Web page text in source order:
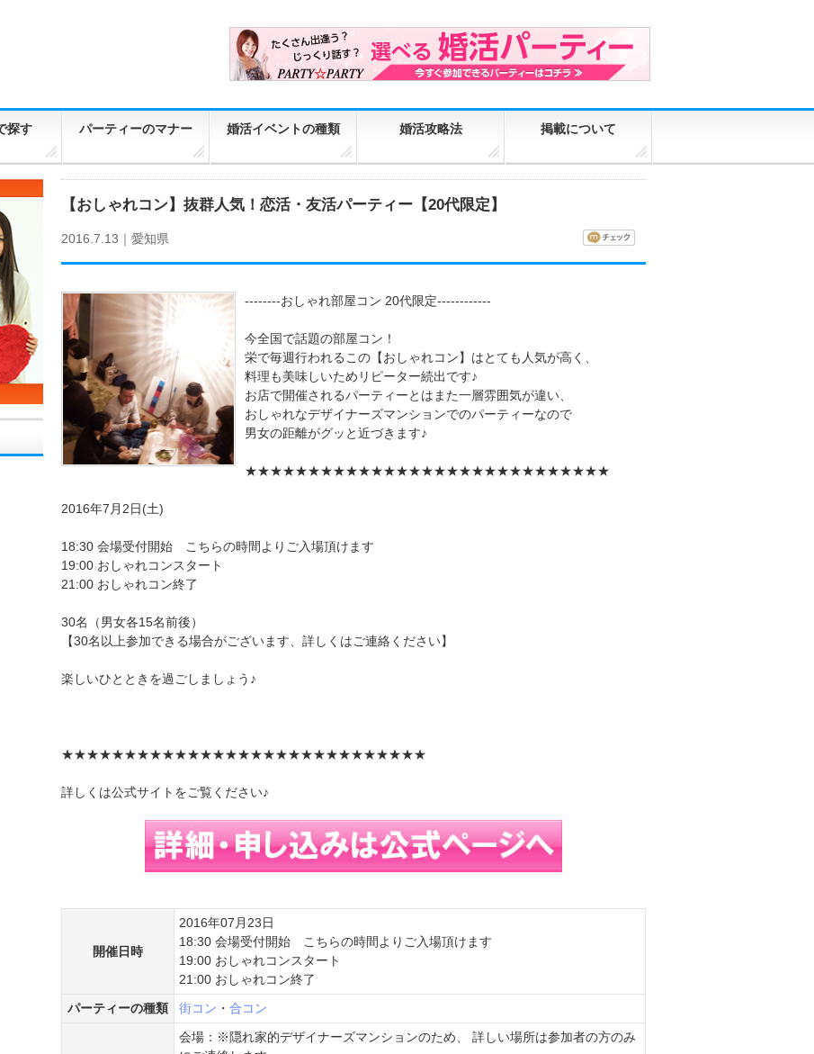
探す パーティーのマナー 婚活イベントの種類 婚活攻略法 掲載について
【おしゃれコン】抜群人気！恋活・友活パーティー【20代限定】
2016.7.13｜ 愛知県
--------おしゃれ部屋コン 20代限定------------
今全国で話題の部屋コン！
栄で毎週行われるこの【おしゃれコン】はとても人気が高く、
料理も美味しいためリピーター続出です♪
お店で開催されるパーティーとはまた一層雰囲気が違い、
おしゃれなデザイナーズマンションでのパーティーなので
男女の距離がグッと近づきます♪
★★★★★★★★★★★★★★★★★★★★★★★★★★★★★
2016年7月2日(土)
18:30 会場受付開始 こちらの時間よりご入場頂けます
19:00 おしゃれコンスタート
21:00 おしゃれコン終了
30名（男女各15名前後）
【30名以上参加できる場合がございます、詳しくはご連絡ください】
楽しいひとときを過ごしましょう♪
★★★★★★★★★★★★★★★★★★★★★★★★★★★★★
詳しくは公式サイトをご覧ください♪
開催日時
2016年07月23日
18:30 会場受付開始 こちらの時間よりご入場頂けます
19:00 おしゃれコンスタート
21:00 おしゃれコン終了
パーティーの種類
街コン ・ 合コン
会場：※隠れ家的デザイナーズマンションのため、 詳しい場所は参加者の方のみ